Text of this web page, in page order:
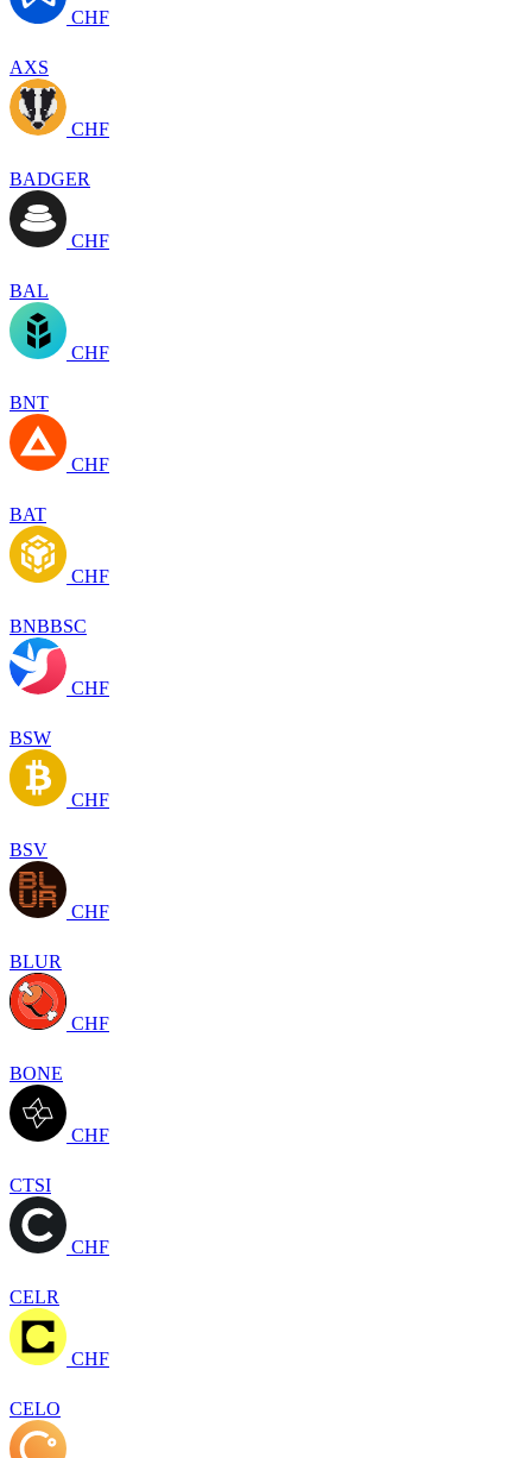
CHF
AXS
CHF
BADGER
CHF
BAL
CHF
BNT
CHF
BAT
CHF
BNBBSC
CHF
BSW
CHF
BSV
CHF
BLUR
CHF
BONE
CHF
CTSI
CHF
CELR
CHF
CELO